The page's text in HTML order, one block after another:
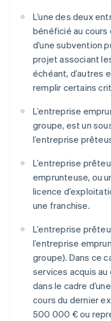
L’une des deux
bénéficié au cours
d’une subvention
projet associant
échéant, d’autres
remplir certains
L’entreprise
groupe, est un
l’entreprise
L’entreprise
emprunteuse, ou
licence
une franchise.
L’entreprise
l’entreprise
groupe). Dans ce
services acquis au
dans le cadre
cours du dernier
500 000 € ou